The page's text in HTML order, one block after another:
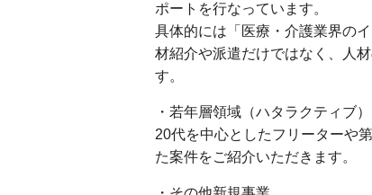
ポートを行なっています。
具体的には「医療・介護業界の
材紹介や派遣だけではなく、人
す。
・若年層領域（ハタラクティブ）
20代を中心としたフリーターや
た案件をご紹介いただきます。